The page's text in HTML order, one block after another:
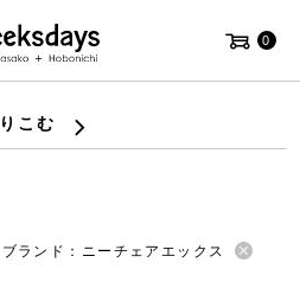
0
こむ
ブランド：ニーチェアエックス